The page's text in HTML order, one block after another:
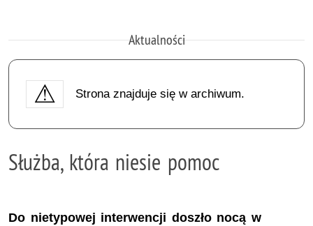
Aktualności
Strona znajduje się w archiwum.
Służba, która niesie pomoc
Do nietypowej interwencji doszło nocą w